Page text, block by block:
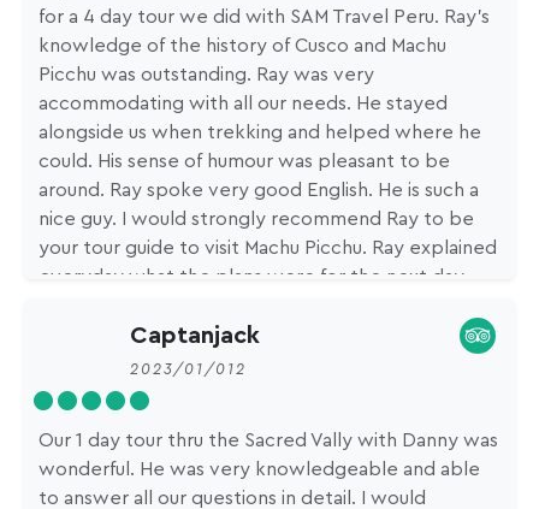
for a 4 day tour we did with SAM Travel Peru. Ray's
knowledge of the history of Cusco and Machu
Picchu was outstanding. Ray was very
accommodating with all our needs. He stayed
alongside us when trekking and helped where he
could. His sense of humour was pleasant to be
around. Ray spoke very good English. He is such a
nice guy. I would strongly recommend Ray to be
your tour guide to visit Machu Picchu. Ray explained
everyday what the plans were for the next day,
Captanjack
2023/01/012
Our 1 day tour thru the Sacred Vally with Danny was
wonderful. He was very knowledgeable and able
to answer all our questions in detail. I would